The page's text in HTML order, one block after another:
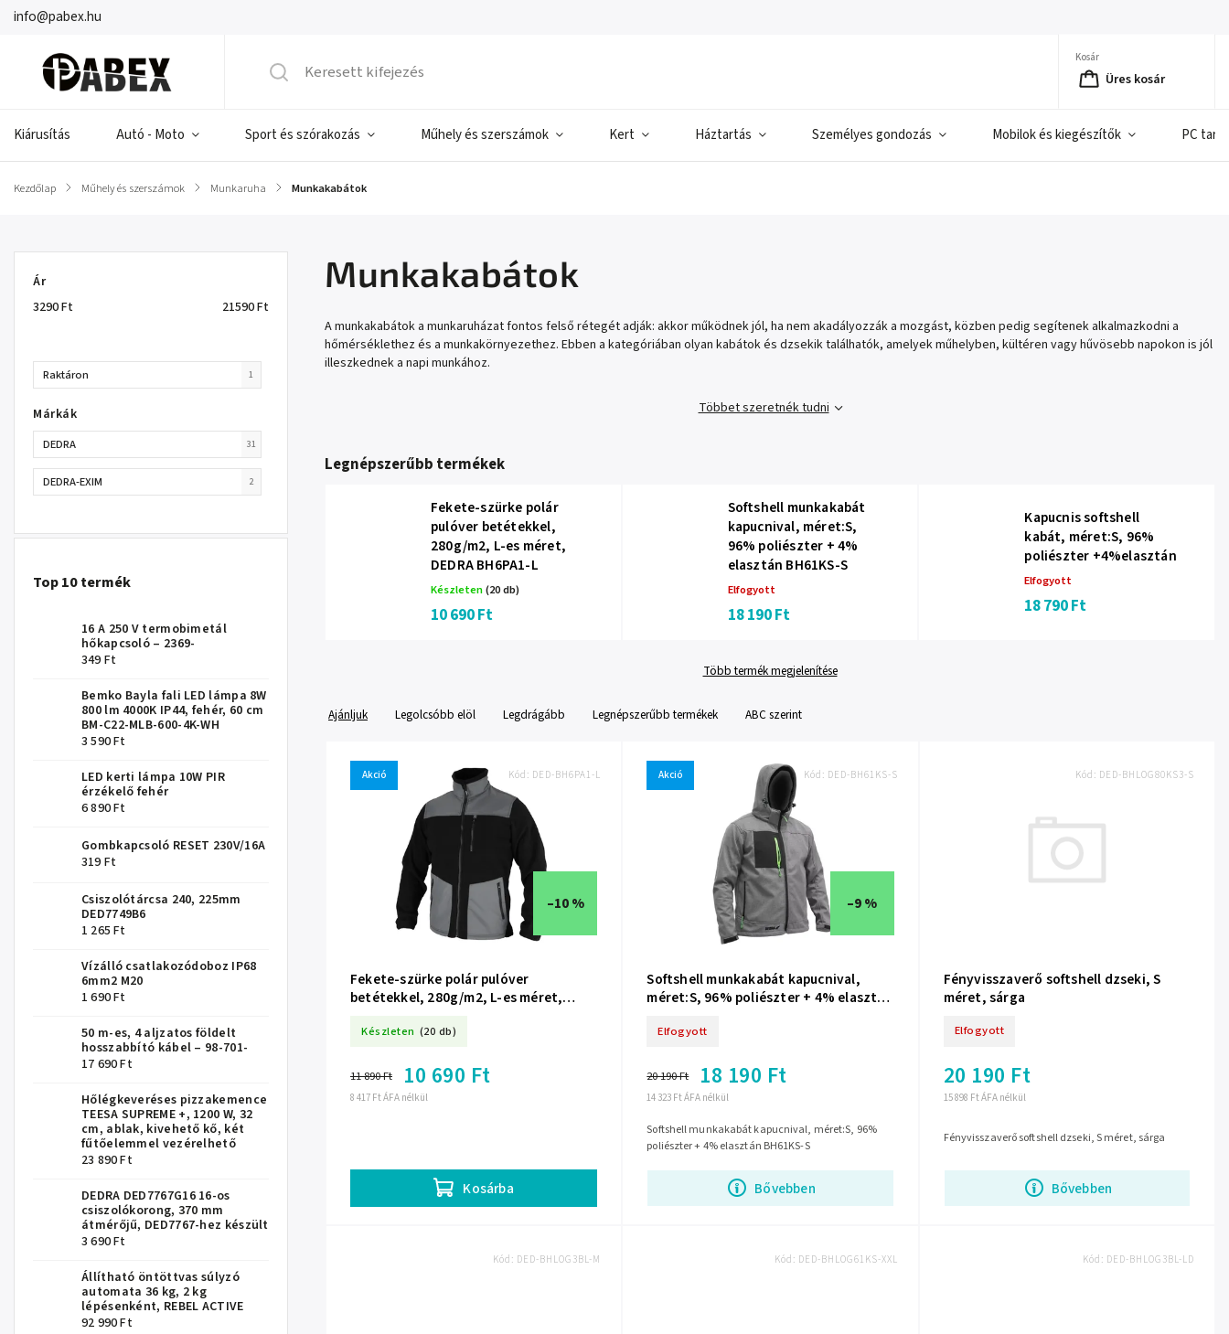
info@pabex.hu
Kosár
Üres kosár
Kiárusítás Autó - Moto Sport és szórakozás Műhely és szerszámok Kert Háztartás Személyes gondozás Mobilok és kiegészítők PC
Kezdőlap / Műhely és szerszámok / Munkaruha / Munkakabátok
Ár
3290Ft 21590Ft
Raktáron 1
Márkák
DEDRA 31
DEDRA-EXIM 2
Top 10 termék
16 A 250 V termobimetál
hőkapcsoló – 2369-
349 Ft
Bemko Bayla fali LED lámpa 8W
800 lm 4000K IP44, fehér, 60 cm
BM-C22-MLB-600-4K-WH
3 590 Ft
LED kerti lámpa 10W PIR
érzékelő fehér
6 890 Ft
Gombkapcsoló RESET 230V/16A
319 Ft
Csiszolótárcsa 240, 225mm
DED7749B6
1 265 Ft
Vízálló csatlakozódoboz IP68
6mm2 M20
1 690 Ft
50 m-es, 4 aljzatos földelt
hosszabbító kábel – 98-701-
17 690 Ft
Hőlégkeveréses pizzakemence
TEESA SUPREME +, 1200 W, 32
cm, ablak, kivehető kő, két
fűtőelemmel vezérelhető
23 890 Ft
DEDRA DED7767G16 16-os
csiszolókorong, 370 mm
átmérőjű, DED7767-hez készült
3 690 Ft
Állítható öntöttvas súlyzó
automata 36 kg, 2 kg
lépésenként, REBEL ACTIVE
92 990 Ft
Munkakabátok
A munkakabátok a munkaruházat fontos felső rétegét adják: akkor működnek jól, ha nem akadályozzák a mozgást, közben pedig segítenek alkalmazkodni a
hőmérséklethez és a munkakörnyezethez. Ebben a kategóriában olyan kabátok és dzsekik találhatók, amelyek műhelyben, kültéren vagy hűvösebb napokon is jól
illeszkednek a napi munkához.
Többet szeretnék tudni
Legnépszerűbb termékek
Fekete-szürke polár
pulóver betétekkel,
280g/m2, L-es méret,
DEDRA BH6PA1-L
Készleten(20 db)
10 690 Ft
Softshell munkakabát
kapucnival, méret:S,
96% poliészter + 4%
elasztán BH61KS-S
Elfogyott
18 190 Ft
Kapucnis softshell
kabát, méret:S, 96%
poliészter +4%elasztán
Elfogyott
18 790 Ft
Több termék megjelenítése
Ajánljuk Legolcsóbb elöl Legdrágább Legnépszerűbb termékek ABC szerint
Akció
–10 %
Fekete-szürke polár pulóver
betétekkel, 280g/m2, L-es méret,
Készleten (20 db)
8 417 Ft ÁFA nélkül
11 890 Ft 10 690 Ft
Kosárba
Kód: DED-BH6PA1-L Akció
–9 %
Softshell munkakabát kapucnival,
méret:S, 96% poliészter + 4% elasztán
Elfogyott
14 323 Ft ÁFA nélkül
20 190 Ft 18 190 Ft
Bővebben
Softshell munkakabát kapucnival, méret:S, 96%
poliészter + 4% elasztán BH61KS-S
Kód: DED-BH61KS-S
Fényvisszaverő softshell dzseki, S
méret, sárga
Elfogyott
15 898 Ft ÁFA nélkül
20 190 Ft
Bővebben
Fényvisszaverő softshell dzseki, S méret, sárga
Kód: DED-BHLOG80KS3-S
Kód: DED-BHLOG3BL-M Kód: DED-BHLOG61KS-XXL Kód: DED-BHLOG3BL-LD